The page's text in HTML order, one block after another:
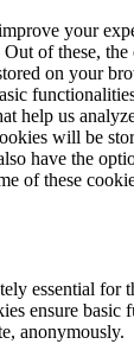
your
of these, the
on your
help us
will be
have the
of these
essential for
ensure basic
anonymously.